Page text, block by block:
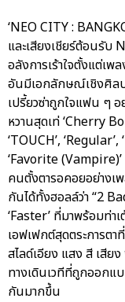
‘NEO CITY :
และเสียงเชียร์ต้อนรับ
อลังการเร้าใจตั้งแต่เพ
อันมีเอกลักษณ์เชิงศิล
เปรี้ยวซ่าถูกใจแฟน ๆ อ
หวานสุดเท่ ‘Cherry
‘TOUCH’,
‘Favorite
คนตั้งตารอคอยอย่างเ
กันได้ทั้งฮอลล์ว่า “2
‘Faster’ ที่มาพร้อมท่า
เอฟเฟกต์สุดตระการต
สไลด์เอียง แสง สี เสี
ทางเดินเวทีที่ถูกออกแ
กันมากขึ้น